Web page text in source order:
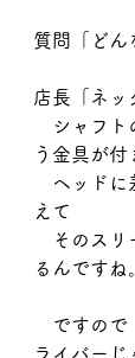
質問「どん
店長「ネッ
シャフト
う金具が付
ヘッドに
えて
そのスリ
るんですね
ですので
ライバーじ